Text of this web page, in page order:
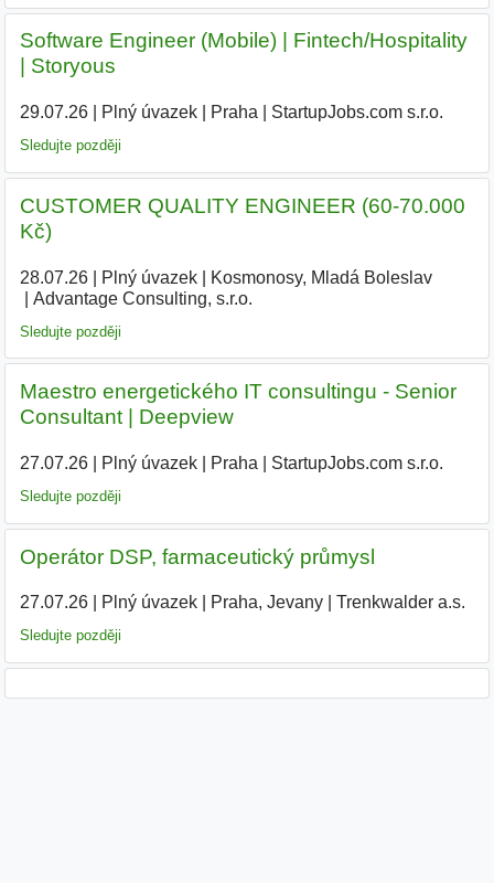
Software Engineer (Mobile) | Fintech/Hospitality
| Storyous
29.07.26| Plný úvazek| Praha StartupJobs.com s.r.o.
Sledujte později
CUSTOMER QUALITY ENGINEER (60-70.000
Kč)
28.07.26| Plný úvazek| Kosmonosy, Mladá Boleslav|
Advantage Consulting, s.r.o.
Sledujte později
️Maestro energetického IT consultingu - Senior
Consultant | Deepview
27.07.26| Plný úvazek| Praha StartupJobs.com s.r.o.
Sledujte později
Operátor DSP, farmaceutický průmysl
27.07.26| Plný úvazek| Praha, Jevany| Trenkwalder a.s.
Sledujte později